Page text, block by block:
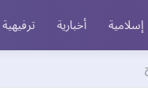
إسلامية أخبارية ترفيهية